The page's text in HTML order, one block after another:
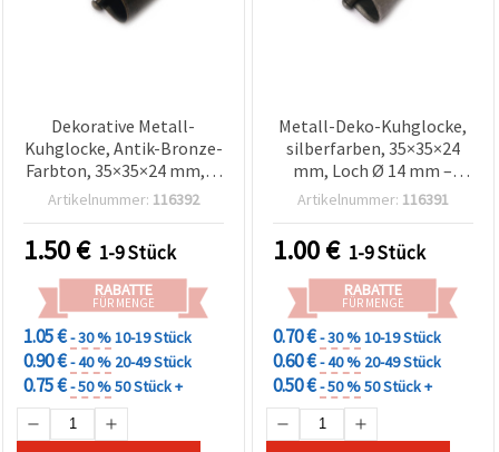
Dekorative Metall-
Kuhglocke, Antik-Bronze-
Farbton, 35×35×24 mm, Ø
14 mm – für Basteln &
Artikelnummer: 116392
1.50€ 1-9 Stück
RABATTE
FÜR MENGE
1.05 €- 30 %10-19 Stück
0.90 €- 40 % 20-49 Stück
0.75 €- 50 %50 Stück +
Metall-Deko-Kuhglocke,
silberfarben, 35×35×24
mm, Loch Ø 14 mm –
Bastelanhänger
Artikelnummer: 116391
1.00€ 1-9 Stück
RABATTE
FÜR MENGE
0.70 €- 30 %10-19 Stück
0.60 €- 40 % 20-49 Stück
0.50 €- 50 %50 Stück +